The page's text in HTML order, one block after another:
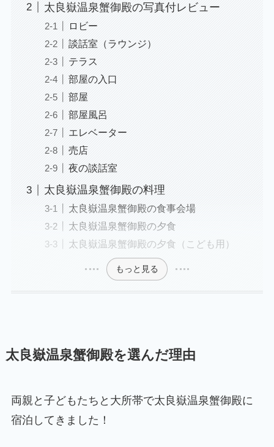
太良嶽温泉蟹御殿の写真付レビュー
ロビー
談話室（ラウンジ）
テラス
部屋の入口
部屋
部屋風呂
エレベーター
売店
夜の談話室
太良嶽温泉蟹御殿の料理
太良嶽温泉蟹御殿の食事会場
太良嶽温泉蟹御殿の夕食
太良嶽温泉蟹御殿の夕食（こども用）
もっと見る
太良嶽温泉蟹御殿を選んだ理由
両親と子どもたちと大所帯で太良嶽温泉蟹御殿に
宿泊してきました！